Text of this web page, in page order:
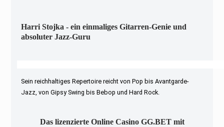
Harri Stojka - ein einmaliges Gitarren-Genie und
absoluter Jazz-Guru
Sein reichhaltiges Repertoire reicht von Pop bis Avantgarde-
Jazz, von Gipsy Swing bis Bebop und Hard Rock.
Das lizenzierte Online Casino GG.BET mit